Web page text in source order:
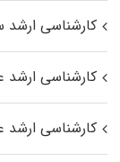
کارشناسی
کارشناسی
کارشناسی ارشد